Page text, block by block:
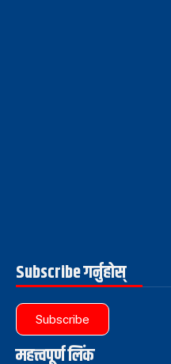
Subscribe गर्नुहोस्
Subscribe
महत्त्वपूर्ण लिंक